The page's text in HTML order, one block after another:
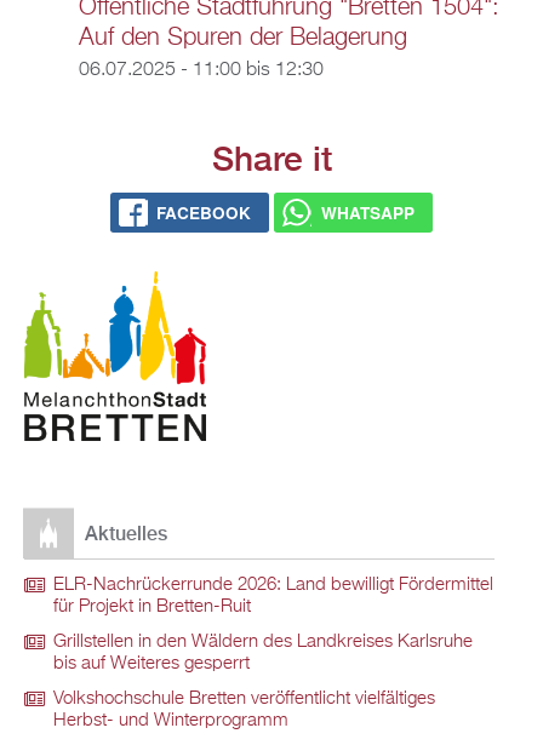
Öffentliche Stadtführung "Bretten 1504":
Auf den Spuren der Belagerung
06.07.2025 - 11:00bis 12:30
Share it
FACEBOOK WHATSAPP
Aktuelles
ELR-Nachrückerrunde 2026: Land bewilligt Fördermittel
für Projekt in Bretten-Ruit
Grillstellen in den Wäldern des Landkreises Karlsruhe
bis auf Weiteres gesperrt
Volkshochschule Bretten veröffentlicht vielfältiges
Herbst- und Winterprogramm